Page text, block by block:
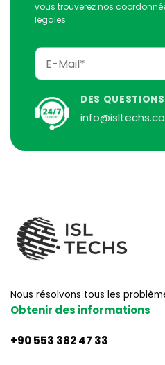
vous trouverez nos
légales.
DES
Nous résolvons tous les
Obtenir des informations
+90 553 382 47 33